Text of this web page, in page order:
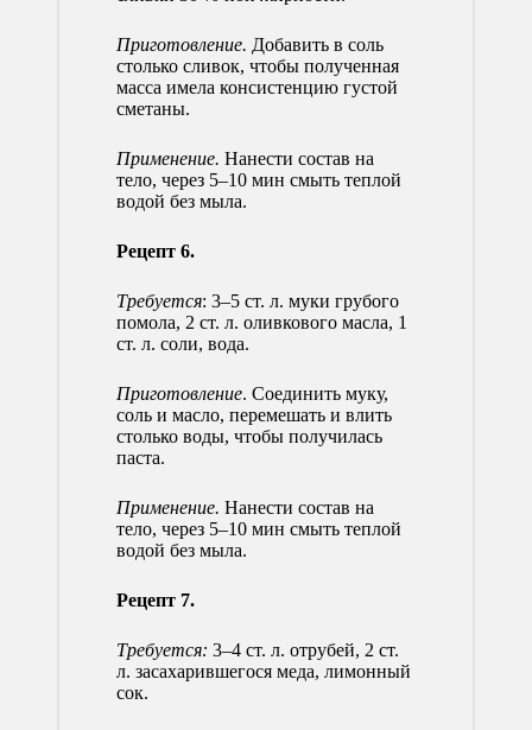
Приготовление. Добавить в соль
столько сливок, чтобы полученная
масса имела консистенцию густой
сметаны.
Применение. Нанести состав на
тело, через 5–10 мин смыть теплой
водой без мыла.
Рецепт 6.
Требуется: 3–5 ст. л. муки грубого
помола, 2 ст. л. оливкового масла, 1
ст. л. соли, вода.
Приготовление. Соединить муку,
соль и масло, перемешать и влить
столько воды, чтобы получилась
паста.
Применение. Нанести состав на
тело, через 5–10 мин смыть теплой
водой без мыла.
Рецепт 7.
Требуется: 3–4 ст. л. отрубей, 2 ст.
л. засахарившегося меда, лимонный
сок.